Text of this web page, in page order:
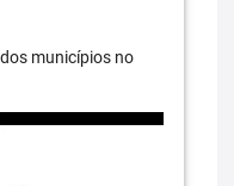
municípios no